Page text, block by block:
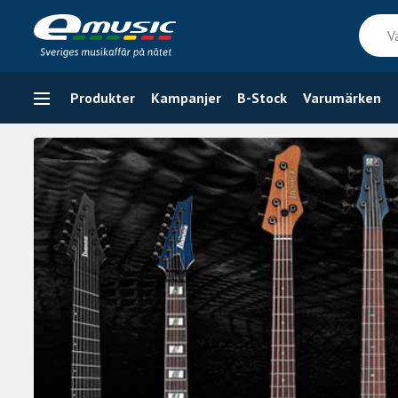
content
Vad
söker
du
efter?
Produkter Kampanjer B-Stock Varumärken